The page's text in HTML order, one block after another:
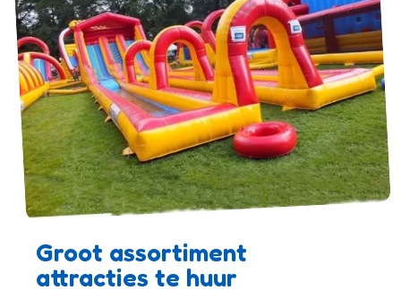
Groot assortiment
attracties te huur